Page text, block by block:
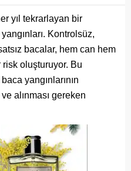
yıl tekrarlayan bir
Kontrolsüz,
bacalar, hem can hem
oluşturuyor. Bu
yangınlarının
alınması gereken